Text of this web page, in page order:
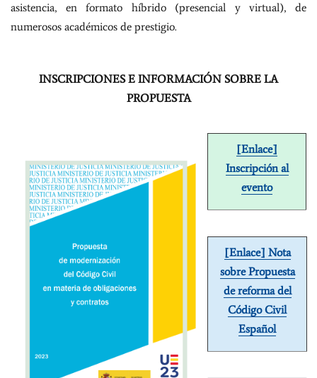
asistencia, en formato híbrido (presencial y virtual), de
numerosos académicos de prestigio.
INSCRIPCIONES E INFORMACIÓN SOBRE LA
PROPUESTA
[Enlace]
Inscripción al
evento
[Enlace] Nota
sobre Propuesta
de reforma del
Código Civil
Español